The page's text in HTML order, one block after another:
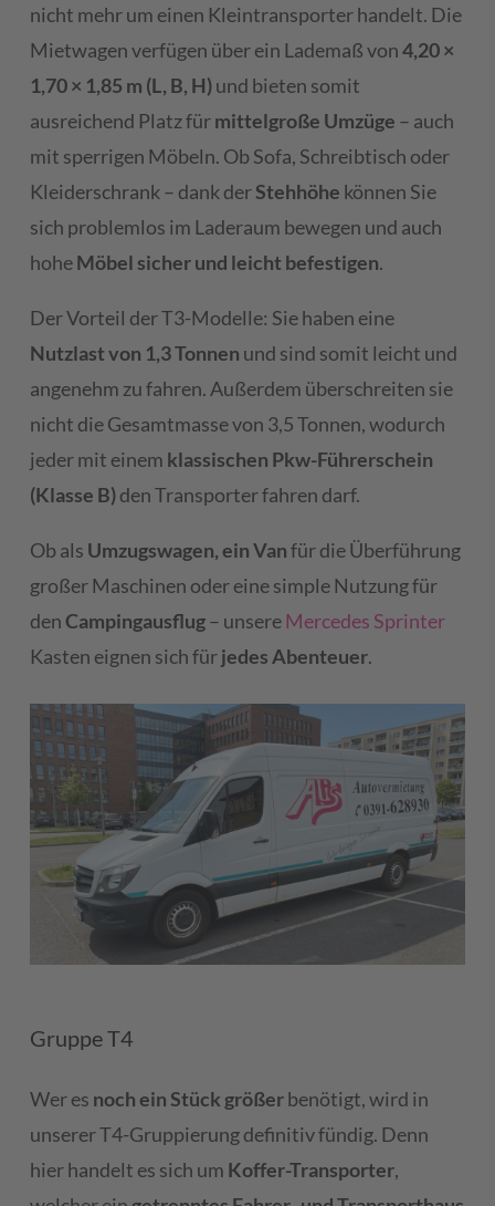
nicht mehr um einen Kleintransporter handelt. Die
Mietwagen verfügen über ein Lademaß von4,20 ×
1,70 × 1,85 m (L, B, H)und bieten somit
ausreichend Platz fürmittelgroße Umzüge – auch
mit sperrigen Möbeln. Ob Sofa, Schreibtisch oder
Kleiderschrank – dank derStehhöhe können Sie
sich problemlos im Laderaum bewegen und auch
hoheMöbel sicher und leicht befestigen.
Der Vorteil der T3-Modelle: Sie haben eine
Nutzlast von 1,3 Tonnen und sind somit leicht und
angenehm zu fahren. Außerdem überschreiten sie
nicht die Gesamtmasse von 3,5 Tonnen, wodurch
jeder mit einem klassischen Pkw-Führerschein
(Klasse B)den Transporter fahren darf.
Ob als Umzugswagen, ein Vanfür die Überführung
großer Maschinen oder eine simple Nutzung für
denCampingausflug– unsereMercedes Sprinter
Kasten eignen sich fürjedes Abenteuer.
Gruppe T4
Wer es noch ein Stück größerbenötigt, wird in
unserer T4-Gruppierung definitiv fündig. Denn
hier handelt es sich um Koffer-Transporter,